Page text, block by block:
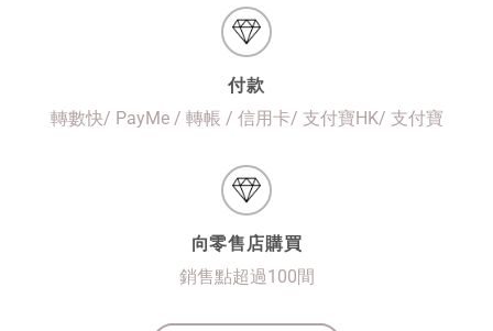
付款
轉數快/ PayMe / 轉帳 / 信用卡/ 支付寶HK/ 支付寶
向零售店購買
銷售點超過100間